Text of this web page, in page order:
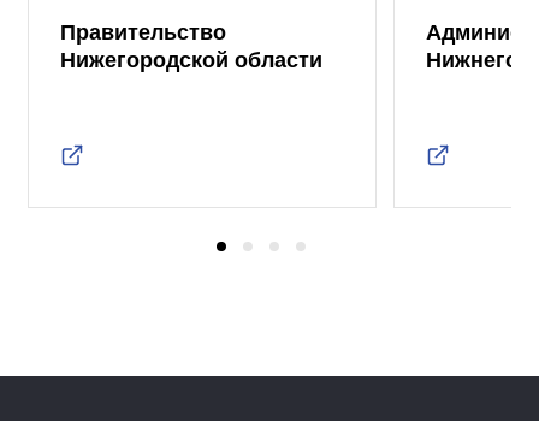
Правительство
Нижегородской области
Нижнего